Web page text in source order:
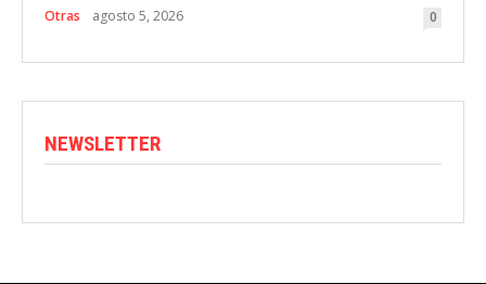
Otras agosto 5, 2026 0
NEWSLETTER